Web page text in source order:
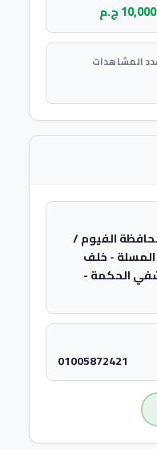
ج.م
المشاهدات
الفيوم /
- خلف
الحكمة -
01005872421